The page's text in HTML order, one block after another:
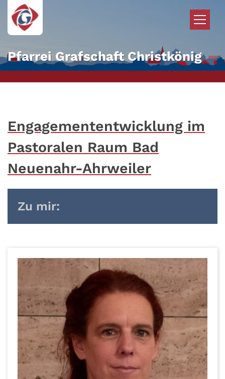
Zum Inhalt springen
Pfarrei Grafschaft Christkönig
Engagemententwicklung im
Pastoralen Raum Bad
Neuenahr-Ahrweiler
Zu mir: